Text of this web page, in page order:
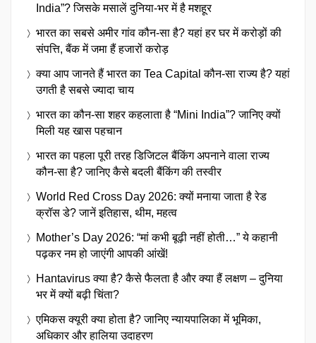
India”? जिसके मसालें दुनिया-भर में है मशहूर
भारत का सबसे अमीर गांव कौन-सा है? यहां हर घर में करोड़ों की
संपत्ति, बैंक में जमा हैं हजारों करोड़
क्या आप जानते हैं भारत का Tea Capital कौन-सा राज्य है? यहां
उगती है सबसे ज्यादा चाय
भारत का कौन-सा शहर कहलाता है “Mini India”? जानिए क्यों
मिली यह खास पहचान
भारत का पहला पूरी तरह डिजिटल बैंकिंग अपनाने वाला राज्य
कौन-सा है? जानिए कैसे बदली बैंकिंग की तस्वीर
World Red Cross Day 2026: क्यों मनाया जाता है रेड
क्रॉस डे? जानें इतिहास, थीम, महत्व
Mother’s Day 2026: “मां कभी बूढ़ी नहीं होती…” ये कहानी
पढ़कर नम हो जाएंगी आपकी आंखें!
Hantavirus क्या है? कैसे फैलता है और क्या हैं लक्षण – दुनिया
भर में क्यों बढ़ी चिंता?
एमिकस क्यूरी क्या होता है? जानिए न्यायपालिका में भूमिका,
अधिकार और हालिया उदाहरण